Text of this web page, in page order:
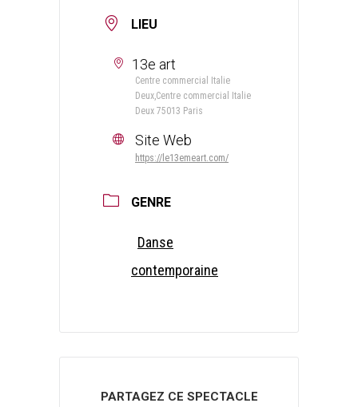
LIEU
13e art
Centre commercial Italie
Deux,Centre commercial Italie
Deux 75013 Paris
Site Web
https://le13emeart.com/
GENRE
Danse
contemporaine
PARTAGEZ CE SPECTACLE